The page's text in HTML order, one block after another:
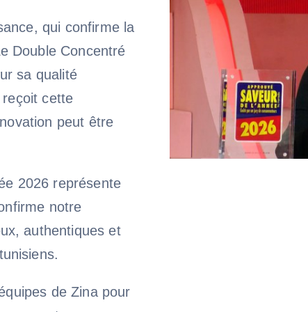
qui confirme la
Double Concentré
sa qualité
cette
peut être
2026 représente
notre
authentiques et
de Zina pour